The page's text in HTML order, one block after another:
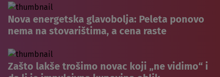
Nova energetska glavobolja: Peleta ponovo
nema na stovarištima, a cena raste
Zašto lakše trošimo novac koji „ne vidimo“ i